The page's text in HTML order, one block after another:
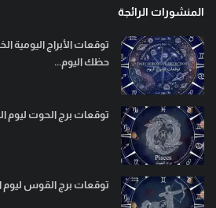
المنشورات الرائجة
حظك اليوم...
توقعات برج الحوت ليوم الخميس 6
توقعات برج القوس ليوم الخميس 6